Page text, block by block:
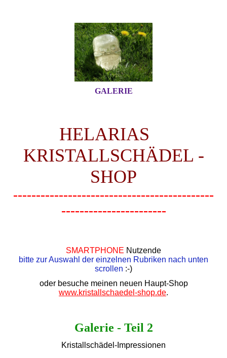
GALERIE
HELARIAS
KRISTALLSCHÄDEL -
SHOP
--------------------------------------------
-----------------------
SMARTPHONE Nutzende
bitte zur Auswahl der einzelnen Rubriken nach unten
scrollen :-)
oder besuche meinen neuen Haupt-Shop
www.kristallschaedel-shop.de.
Galerie - Teil 2
Kristallschädel-Impressionen